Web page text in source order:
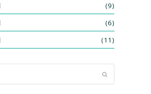
(9)
(6)
(11)